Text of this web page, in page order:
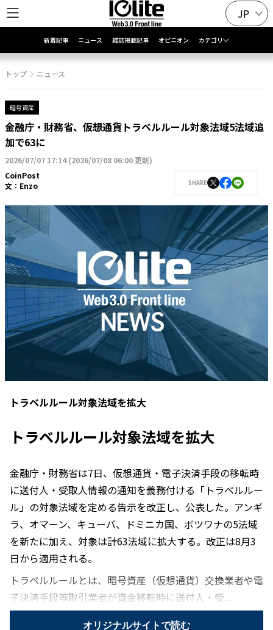
JP
新着記事 ニュース 雑誌掲載記事 オピニオン カテゴリ
トップ ニュース
暗号資産
金融庁・財務省、仮想通貨トラベルルール対象法域5法域追
加で63に
2026/07/07 17:14(2026/07/08 06:00 更新)
CoinPost
文： Enzo SHARE
トラベルルール対象法域を拡大
トラベルルール対象法域を拡大
金融庁・財務省は7日、仮想通貨・電子決済手段の移転時
に送付人・受取人情報の通知を義務付ける「トラベルルー
ル」の対象法域を定める告示を改正し、公表した。アンギ
ラ、オマーン、キューバ、ドミニカ国、ボツワナの5法域
を新たに加え、対象は計63法域に拡大する。改正は8月3
日から適用される。
トラベルルールとは、暗号資産（仮想通貨）交換業者や電
子決済手段等取引業者が資金移転時に送付人・受...
オリジナルサイトで読む